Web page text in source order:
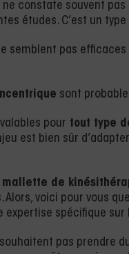
constate souvent
études. C’est un
semblent pas
sont
pour tout type
est bien sûr
mallette de
Alors, voici pour vous
expertise spécifique
pas prendre